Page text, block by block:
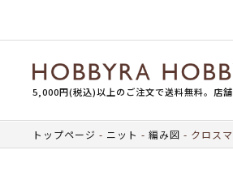
5,000円(税込)以上のご注文で送料無料。店
トップページ ニット 編み図 クロス